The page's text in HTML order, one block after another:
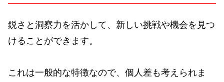
鋭さと洞察力を活かして、新しい挑戦や機会を見つ
けることができます。
これは一般的な特徴なので、個人差も考えられま